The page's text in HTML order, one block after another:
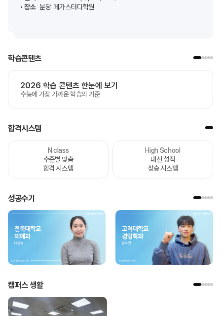
장소 분당 메가스터디학원
학습콘텐츠
2026 학습 콘텐츠 한눈에 보기
수능에 가장 가까운 학습의 기준
합격시스템
N class
수준별 맞춤
합격 시스템
High School
내신 성적
상승 시스템
성공수기
캠퍼스 생활